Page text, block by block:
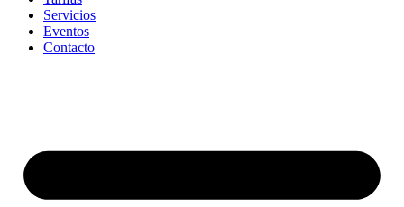
Servicios
Eventos
Contacto